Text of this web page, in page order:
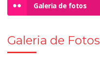
Galeria de fotos
Galeria de Fotos